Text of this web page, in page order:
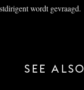
wordt gevraagd.
SEE ALSO